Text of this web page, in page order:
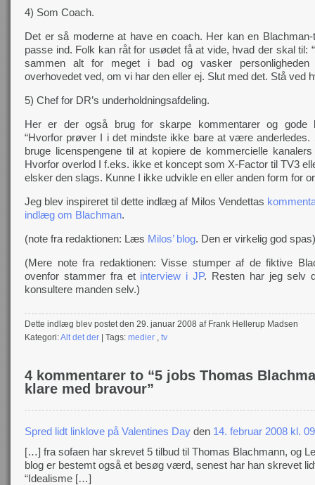
4) Som Coach.
Det er så moderne at have en coach. Her kan en
passe ind. Folk kan råt for usødet få at vide, hvad der skal til:
sammen alt for meget i bad og vasker
overhovedet ved, om vi har den eller ej. Slut med det. Stå ved
5) Chef for DR’s underholdningsafdeling.
Her er der også brug for skarpe kommentarer og gode
“Hvorfor prøver I i det mindste ikke bare at være anderledes.
bruge licenspengene til at kopiere de kommercielle kanalers
Hvorfor overlod I f.eks. ikke et koncept som X-Factor til TV3
elsker den slags. Kunne I ikke udvikle en eller anden form for
Jeg blev inspireret til dette indlæg af Milos Vendettas
indlæg om Blachman.
(note fra redaktionen: Læs Milos’ blog. Den er virkelig god spas)
(Mere note fra redaktionen: Visse stumper af de fiktive
ovenfor stammer fra et interview i JP. Resten har jeg selv
konsultere manden selv.)
Dette indlæg blev postet den 29. januar 2008 af Frank Hellerup Madsen
Kategori:Alt det der | Tags: medier , tv
4 kommentarer to “5 jobs Thomas
klare med bravour”
Spred lidt linklove på Valentines Day den 14. februar 2008 kl.
[…] fra sofaen har skrevet 5 tilbud til Thomas Blachmann, og
blog er bestemt også et besøg værd, senest har han skrevet
“Idealisme […]